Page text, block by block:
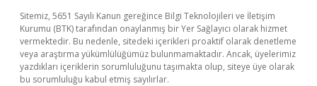
Sitemiz, 5651 Sayılı Kanun gereğince Bilgi Teknolojileri ve İletişim
Kurumu (BTK) tarafından onaylanmış bir Yer Sağlayıcı olarak hizmet
vermektedir. Bu nedenle, sitedeki içerikleri proaktif olarak denetleme
veya araştırma yükümlülüğümüz bulunmamaktadır. Ancak, üyelerimiz
yazdıkları içeriklerin sorumluluğunu taşımakta olup, siteye üye olarak
bu sorumluluğu kabul etmiş sayılırlar.